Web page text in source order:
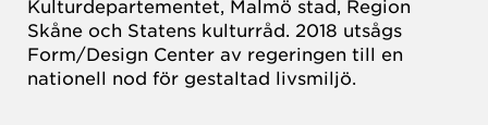
Kulturdepartementet, Malmö stad, Region
Skåne och Statens kulturråd. 2018 utsågs
Form/Design Center av regeringen till en
nationell nod för gestaltad livsmiljö.